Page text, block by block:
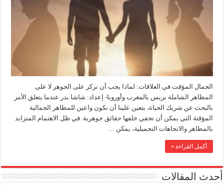
الجمال المؤقت في العلاقات: لماذا يجب أن نركز على الجوهر لا على
المظاهر الشاملة بريس بالمغرب وأوروبا- إعداد: شاشا بدر عندما يتعلق الأمر
بالبحث عن شريك الحياة، يتعين علينا أن نكون واعين للمظاهر الجمالية
المؤقتة التي يمكن أن تخفي خلفها حقائق جوهرية. في ظل الاهتمام المتزايد
بالمظاهر والاتجاهات التجميلية، يمكن …
أكمل القراءة »
أحدث المقالات